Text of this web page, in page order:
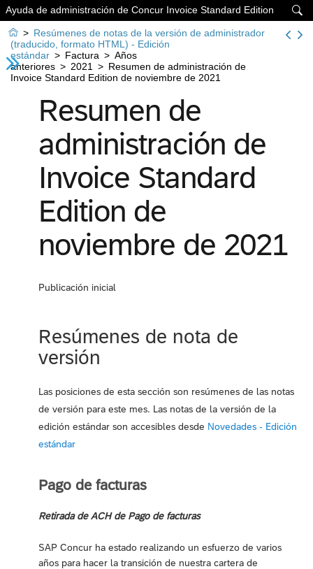

Ayuda de administración de Concur Invoice Standard Edition
 > Resúmenes de notas de la versión de administrador
(traducido, formato HTML) - Edición
estándar > Factura > Años
anteriores > 2021 > Resumen de administración de
Invoice Standard Edition de noviembre de 2021
Resumen de
administración de
Invoice Standard
Edition de
noviembre de 2021
Publicación inicial
Resúmenes de nota de
versión
Las posiciones de esta sección son resúmenes de las notas
de versión para este mes. Las notas de la versión de la
edición estándar son accesibles desde Novedades - Edición
estándar
Pago de facturas
Retirada de ACH de Pago de facturas
SAP Concur ha estado realizando un esfuerzo de varios
años para hacer la transición de nuestra cartera de